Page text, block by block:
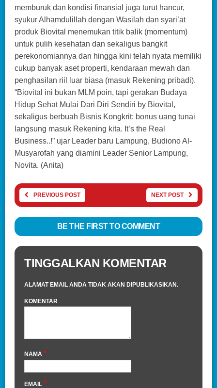
memburuk dan kondisi finansial juga turut hancur,
syukur Alhamdulillah dengan Wasilah dan syari’at
produk Biovital menemukan titik balik (momentum)
untuk pulih kesehatan dan sekaligus bangkit
perekonomiannya dan hingga kini telah nyata memiliki
cukup banyak aset properti, kendaraan mewah dan
penghasilan riil luar biasa (masuk Rekening pribadi).
“Biovital ini bukan MLM poin, tapi gerakan Budaya
Hidup Sehat Mulai Dari Diri Sendiri by Biovital,
sekaligus berbuah Bisnis Kongkrit; bonus uang tunai
langsung masuk Rekening kita. It’s the Real
Business..!” ujar Leader baru Lampung, Budiono Al-
Musyarofah yang diamini Leader Senior Lampung,
Novita. (Anita)
PREVIOUS POST NEXT POST
BE THE FIRST TO COMMENT
TINGGALKAN KOMENTAR
ALAMAT EMAIL ANDA TIDAK AKAN DIPUBLIKASIKAN.
KOMENTAR
NAMA *
EMAIL *